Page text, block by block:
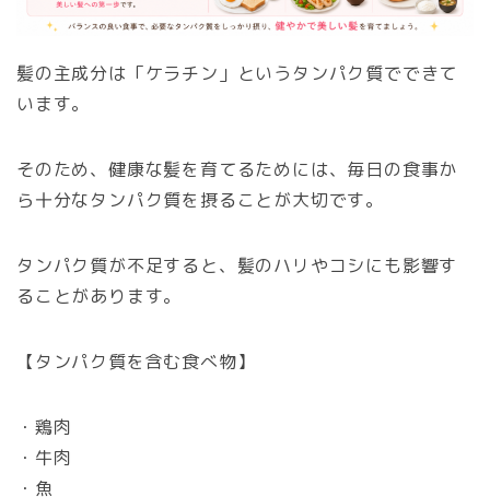
髪の主成分は「ケラチン」というタンパク質でできて
います。
そのため、健康な髪を育てるためには、毎日の食事か
ら十分なタンパク質を摂ることが大切です。
タンパク質が不足すると、髪のハリやコシにも影響す
ることがあります。
【タンパク質を含む食べ物】
・鶏肉
・牛肉
・魚